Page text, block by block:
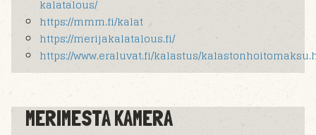
kalatalous/
https://mmm.fi/kalat
https://merijakalatalous.fi/
https://www.eraluvat.fi/kalastus/
MERIMESTA KAMERA